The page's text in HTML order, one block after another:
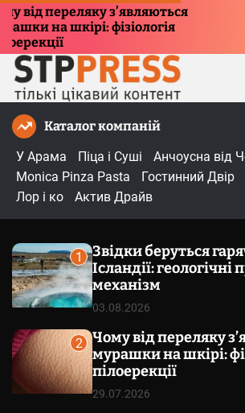
переляку з’являються
на шкірі: фізіологія
Каталог компаній
У Арама
Піца і Суші
Анчоусна від
Monica Pinza Pasta
Гостинний Двір
Лор і ко
Актив Драйв
1
Звідки беруться
Ісландії: геологічні
механізм
03.08.2026
2
Чому від переляку
мурашки на шкірі:
пілоерекції
29.07.2026